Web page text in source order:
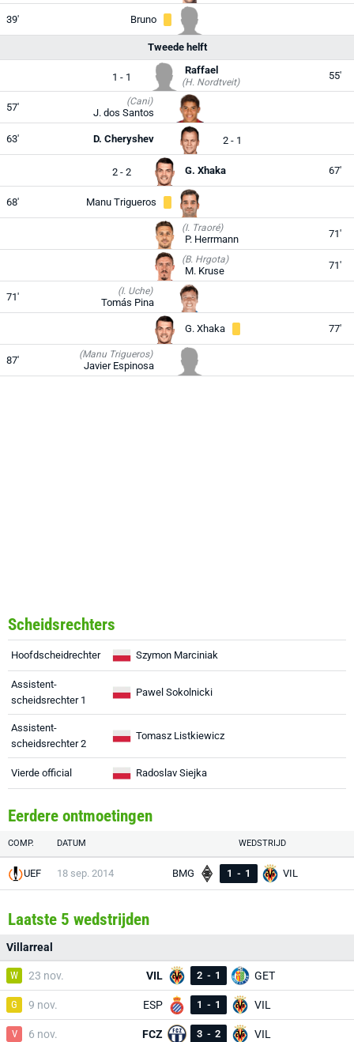
39' Bruno
Tweede helft
1 - 1
Raffael
(H. Nordtveit)
55'
57' (Cani)
J. dos Santos
63' D. Cheryshev 2 - 1
2 - 2 G. Xhaka 67'
68' Manu Trigueros
(I. Traoré)
P. Herrmann 71'
(B. Hrgota)
M. Kruse 71'
71' (I. Uche)
Tomás Pina
G. Xhaka 77'
87' (Manu Trigueros)
Javier Espinosa
Scheidsrechters
Hoofdscheidrechter Szymon Marciniak
Assistent-
scheidsrechter 1
Pawel Sokolnicki
Assistent-
scheidsrechter 2
Tomasz Listkiewicz
Vierde official Radoslav Siejka
Eerdere ontmoetingen
COMP. DATUM WEDSTRIJD
UEF 18 sep. 2014 BMG 1 - 1 VIL
Laatste 5 wedstrijden
Villarreal
W 23 nov. VIL 2 - 1 GET
G 9 nov. ESP 1 - 1 VIL
V 6 nov. FCZ 3 - 2 VIL